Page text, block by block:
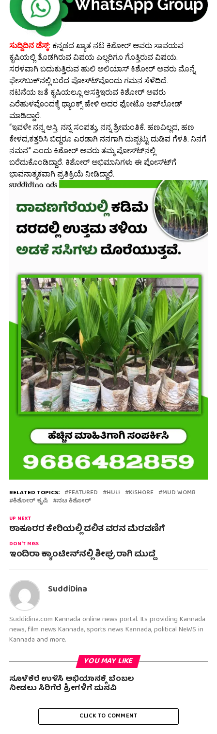
ಸುದ್ದಿದಿನ ಡೆಸ್ಕ್: ಕನ್ನಡದ ಖ್ಯಾತ ನಟ ಕಿಶೋರ್ ಅವರು ಸಾವಯವ
ಕೃಷಿಯಲ್ಲಿ ತೊಡಗಿರುವ ವಿಷಯ ಎಲ್ಲರಿಗೂ ಗೊತ್ತಿರುವ ವಿಷಯ.
ಸರಳವಾಗಿ ಬದುಕುತ್ತಿರುವ ಹುಲಿ ಅಲಿಯಾಸ್ ಕಿಶೋರ್ ಅವರು ಮೊನ್ನೆ
ಫೇಸ್‍ಬುಕ್‍ನಲ್ಲಿ ಬರೆದ ಪೋಸ್ಟ್‍ವೊಂದು ಗಮನ ಸೆಳೆದಿದೆ.
ನಟನೆಯ ಜತೆ ಕೃಷಿಯಲ್ಲೂ ಆಸಕ್ತಿಇರುವ ಕಿಶೋರ್ ಅವರು
ಎರೆಹುಳವೊಂದಕ್ಕೆ ಥ್ಯಾಂಕ್ಸ್ ಹೇಳಿ ಅದರ ಫೋಟೊ ಅಪ್‍ಲೋಡ್
ಮಾಡಿದ್ದಾರೆ.
“ಇವಳೇ ನನ್ನ ಆಸ್ತಿ. ನನ್ನ ಸಂಪತ್ತು, ನನ್ನ ಶ್ರೀಮಂತಿಕೆ. ಹಣವಿಲ್ಲದ, ಹಣ
ಕೇಳದ,ಕತ್ತರಿಸಿ ಬಿದ್ದರೂ ಎರಡಾಗಿ ನನಗಾಗಿ ದುಪ್ಪಟ್ಟು ದುಡಿವ ಗೆಳತಿ. ನಿನಗೆ
ನಮನ” ಎಂದು ಕಿಶೋರ್ ಅವರು ತಮ್ಮ ಪೋಸ್ಟ್‍ನಲ್ಲಿ
ಬರೆದುಕೊಂಡಿದ್ದಾರೆ. ಕಿಶೋರ್ ಅಭಿಮಾನಿಗಳು ಈ ಪೋಸ್ಟ್‍ಗೆ
ಭಾವನಾತ್ಮಕವಾಗಿ ಪ್ರತಿಕ್ರಿಯೆ ನೀಡಿದ್ದಾರೆ.
RELATED TOPICS: FEATURED HULI KISHORE MUD WOMB
ಕಿಶೋರ್ ಕೃಷಿ ನಟ ಕಿಶೋರ್
UP NEXT
ಠಾಕೂರರ ಕೇರಿಯಲ್ಲಿ ದಲಿತ ವರನ ಮೆರವಣಿಗೆ
DON'T MISS
ಇಂದಿರಾ ಕ್ಯಾಂಟೀನ್‍ನಲ್ಲಿ ಶೀಘ್ರ ರಾಗಿ ಮುದ್ದೆ
SuddiDina
Suddidina.com Kannada online news portal. Its providing Kannada
news, film news Kannada, sports news Kannada, political NeWS in
Kannada and more.
YOU MAY LIKE
ಸೂಳೆಕೆರೆ ಉಳಿಸಿ ಅಭಿಯಾನಕ್ಕೆ ಬೆಂಬಲ
ನೀಡಲು ಸಿರಿಗೆರೆ ಶ್ರೀಗಳಿಗೆ ಮನವಿ
CLICK TO COMMENT